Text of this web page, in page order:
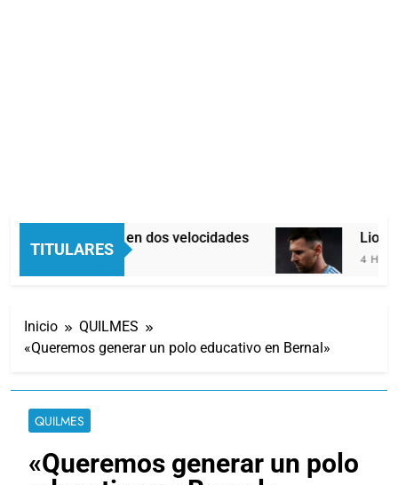
TITULARES
Economía en dos velocidades
3 Horas Atrás 4 Horas
Inicio
QUILMES
«Queremos generar un polo educativo en Bernal»
QUILMES
«Queremos generar un polo